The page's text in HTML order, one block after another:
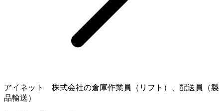
アイネット 株式会社の倉庫作業員（リフト）、配送員（製
品輸送）